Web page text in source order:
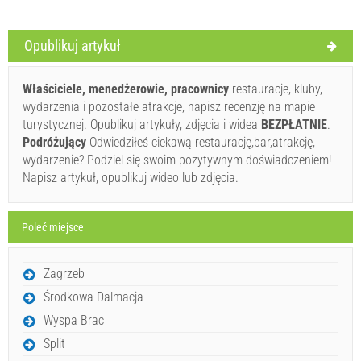
Zarezerwuj i czekaj na potwierdzenie
If you don"t want to book now, instead you have more
questions, please fill them bellow and click on "Send
Inquiry".
Opublikuj artykuł
Właściciele, menedżerowie, pracownicy restauracje, kluby,
wydarzenia i pozostałe atrakcje, napisz recenzję na mapie
turystycznej. Opublikuj artykuły, zdjęcia i widea BEZPŁATNIE.
Podróżujący Odwiedziłeś ciekawą restaurację,bar,atrakcję,
wydarzenie? Podziel się swoim pozytywnym doświadczeniem!
Napisz artykuł, opublikuj wideo lub zdjęcia.
Poleć miejsce
Zagrzeb
Środkowa Dalmacja
Wyspa Brac
Split